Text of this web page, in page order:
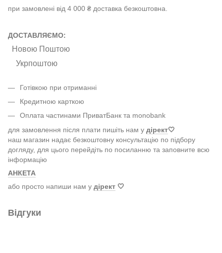
при замовлені від 4 000 ₴ доставка безкоштовна.
ДОСТАВЛЯЄМО:
Новою Поштою
Укрпоштою
Готівкою при отриманні
Кредитною карткою
Оплата частинами ПриватБанк та monobank
для замовлення після плати пишіть нам у дірект🤍
наш магазин надає безкоштовну консультацію по підбору
догляду, для цього перейдіть по посиланню та заповните всю
інформацію
АНКЕТА
або просто напиши нам у дірект 🤍
Відгуки